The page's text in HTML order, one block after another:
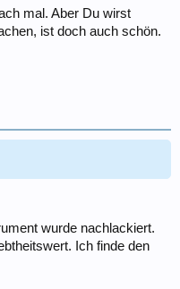
mal. Aber Du wirst
ist doch auch schön.
wurde nachlackiert.
Ich finde den